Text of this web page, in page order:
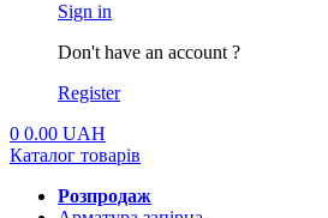
Sign in
Don't have an account ?
Register
0 0.00 UAH
Каталог товарів
Розпродаж